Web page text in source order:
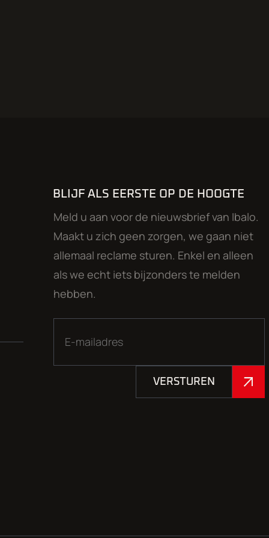
BLIJF ALS EERSTE OP DE HOOGTE
Meld u aan voor de nieuwsbrief van Ibalo.
Maakt u zich geen zorgen, we gaan niet
allemaal reclame sturen. Enkel en alleen
als we echt iets bijzonders te melden
hebben.
VERSTUREN